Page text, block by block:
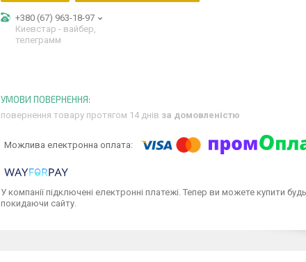
+380 (67) 963-18-97
Киевстар - вайбер,
телеграмм
повернення товару протягом 14 днів за домовленістю
У компанії підключені електронні платежі. Тепер ви можете купити
покидаючи сайту.